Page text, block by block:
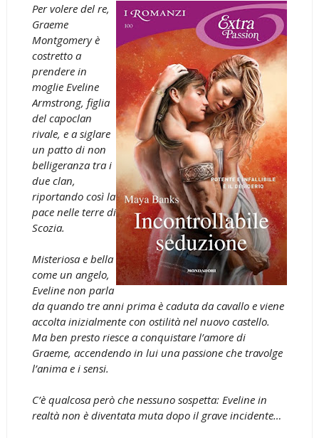
Per volere del re,
Graeme
Montgomery è
costretto a
prendere in
moglie Eveline
Armstrong, figlia
del capoclan
rivale, e a siglare
un patto di non
belligeranza tra i
due clan,
riportando così la
pace nelle terre di
Scozia.
Misteriosa e bella
come un angelo,
Eveline non parla
da quando tre anni prima è caduta da cavallo e viene
accolta inizialmente con ostilità nel nuovo castello.
Ma ben presto riesce a conquistare l’amore di
Graeme, accendendo in lui una passione che travolge
l’anima e i sensi.
C’è qualcosa però che nessuno sospetta: Eveline in
realtà non è diventata muta dopo il grave incidente…